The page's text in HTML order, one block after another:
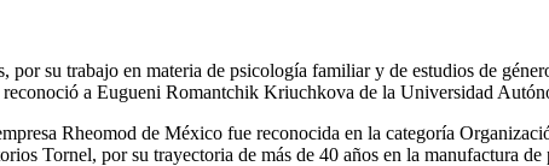
por su trabajo en materia de psicología familiar y de estudios de
a Eugueni Romantchik Kriuchkova de la Universidad
Rheomod de México fue reconocida en la categoría
Tornel, por su trayectoria de más de 40 años en la manufactura de